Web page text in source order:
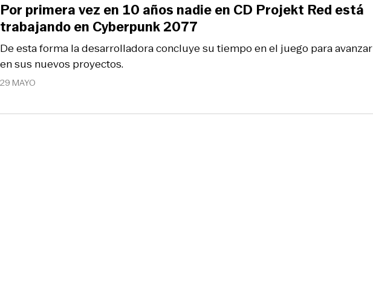
29 MAYO
De esta forma la desarrolladora concluye su tiempo en el juego para avanzar
en sus nuevos proyectos.
Por primera vez en 10 años nadie en CD Projekt Red está
trabajando en Cyberpunk 2077